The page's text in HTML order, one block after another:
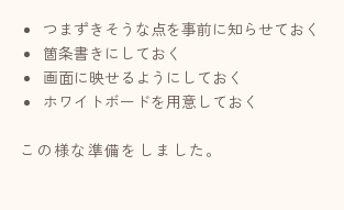
つまずきそうな点を事前に知らせておく
箇条書きにしておく
画面に映せるようにしておく
ホワイトボードを用意しておく
この様な準備をしました。